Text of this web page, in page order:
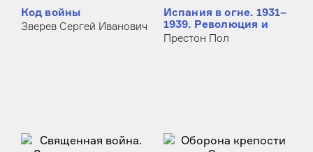
Зверев Сергей Иванович
Код войны
Престон Пол
Испания в огне. 1931–
1939. Революция и
месть Франко